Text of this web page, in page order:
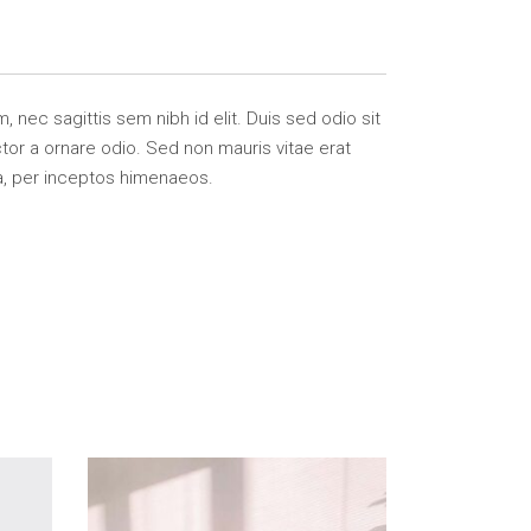
nec sagittis sem nibh id elit. Duis sed odio sit
a ornare odio. Sed non mauris vitae erat
per inceptos himenaeos.